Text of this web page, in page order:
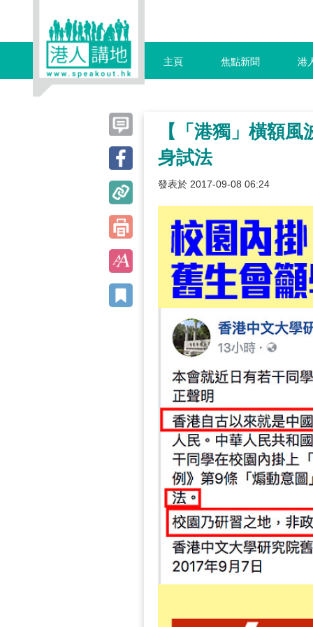
主頁 焦點新聞 港
【「港獨」橫額
身試法
發表於 2017-09-08 06:24